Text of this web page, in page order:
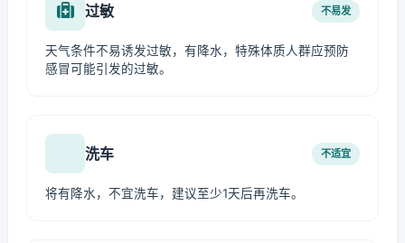
过敏 不易发
天气条件不易诱发过敏，有降水，特殊体质人群应预防
感冒可能引发的过敏。
洗车 不适宜
将有降水，不宜洗车，建议至少1天后再洗车。